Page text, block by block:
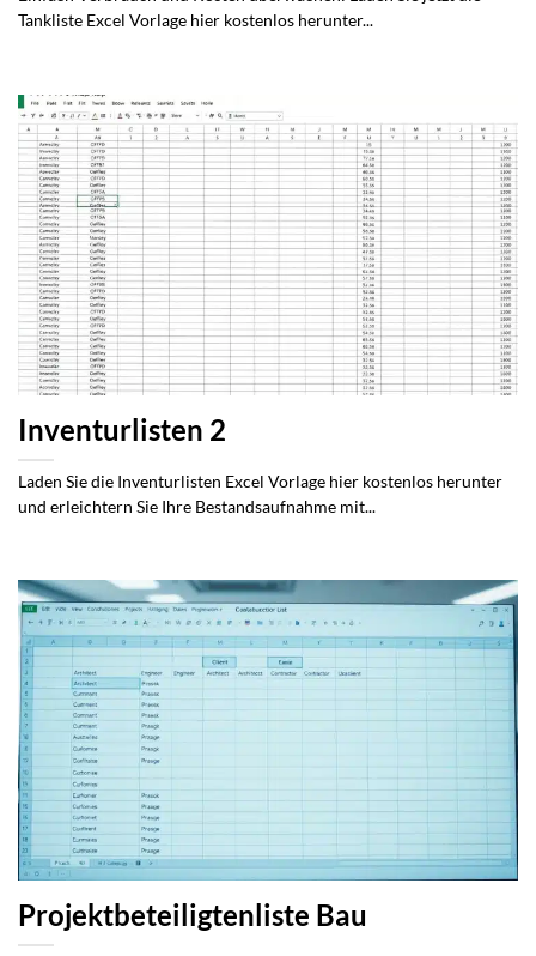
Tankliste Excel Vorlage hier kostenlos herunter...
Inventurlisten 2
Laden Sie die Inventurlisten Excel Vorlage hier kostenlos herunter
und erleichtern Sie Ihre Bestandsaufnahme mit...
Projektbeteiligtenliste Bau